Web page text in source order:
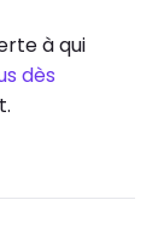
à qui
dès